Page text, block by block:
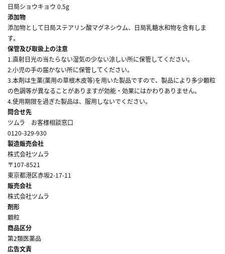
日局ショウキョウ 0.5g
添加物
添加物として日局ステアリン酸マグネシウム、日局乳糖水和物を含有しま
す。
保管及び取扱上の注意
1.直射日光の当たらない湿気の少ない涼しい所に保管してください。
2.小児の手の届かない所に保管してください。
3.本剤は生薬(薬用の草根木皮等)を用いた製品ですので、製品により多少顆粒
の色調等が異なることがありますが効能・効果にはかわりありません。
4.使用期限を過ぎた製品は、服用しないでください。
問合せ先
ツムラ お客様相談窓口
0120-329-930
製造販売会社
株式会社ツムラ
〒107-8521
東京都港区赤坂2-17-11
販売会社
株式会社ツムラ
剤形
顆粒
商品区分
第2類医薬品
広告文責